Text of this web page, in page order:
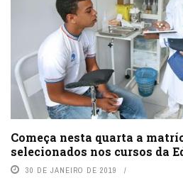
Começa nesta quarta a
selecionados nos cursos da
30 DE JANEIRO DE 2019